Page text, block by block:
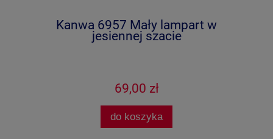
Kanwa 6957 Mały lampart w
jesiennej szacie
69,00 zł
do koszyka